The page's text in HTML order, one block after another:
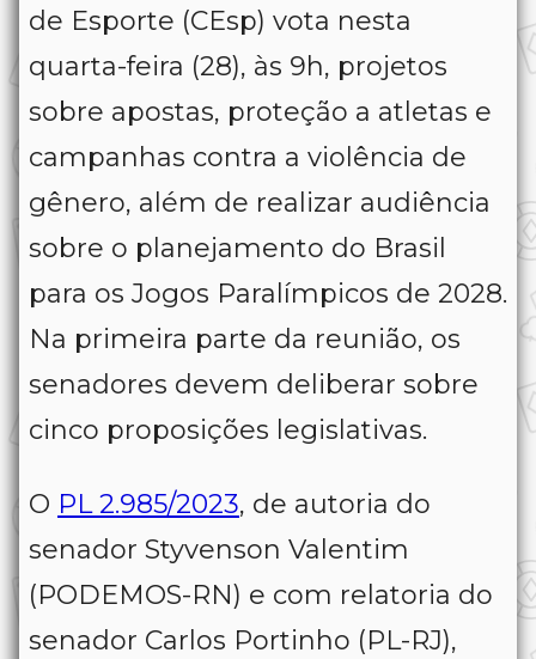
de Esporte (CEsp) vota nesta
quarta-feira (28), às 9h, projetos
sobre apostas, proteção a atletas e
campanhas contra a violência de
gênero, além de realizar audiência
sobre o planejamento do Brasil
para os Jogos Paralímpicos de 2028.
Na primeira parte da reunião, os
senadores devem deliberar sobre
cinco proposições legislativas.
O PL 2.985/2023, de autoria do
senador Styvenson Valentim
(PODEMOS-RN) e com relatoria do
senador Carlos Portinho (PL-RJ),